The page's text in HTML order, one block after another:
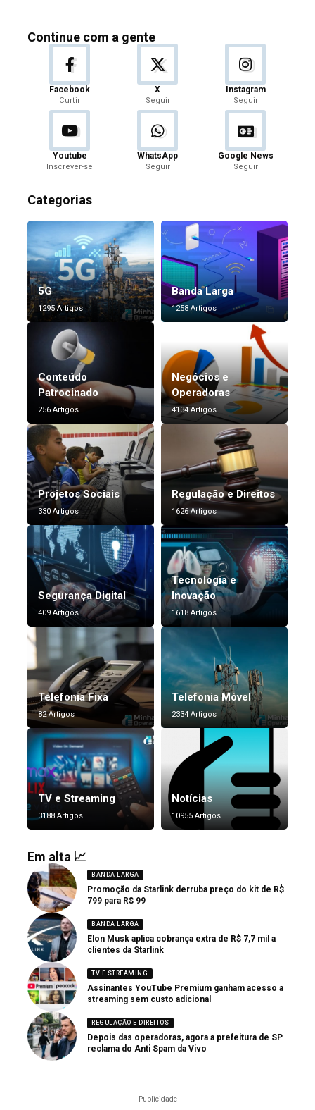
Continue com a gente
Facebook
Curtir
X
Seguir
Instagram
Seguir
Youtube
Inscrever-se
WhatsApp
Seguir
Google News
Seguir
Categorias
5G
1295 Artigos
Banda Larga
1258 Artigos
Conteúdo
Patrocinado
256 Artigos
Negócios e
Operadoras
4134 Artigos
Projetos Sociais
330 Artigos
Regulação e Direitos
1626 Artigos
Segurança Digital
409 Artigos
Tecnologia e
Inovação
1618 Artigos
Telefonia Fixa
82 Artigos
Telefonia Móvel
2334 Artigos
TV e Streaming
3188 Artigos
Notícias
10955 Artigos
Em alta 📈
BANDA LARGA
Promoção da Starlink derruba preço do kit de R$
799 para R$ 99
BANDA LARGA
Elon Musk aplica cobrança extra de R$ 7,7 mil a
clientes da Starlink
TV E STREAMING
Assinantes YouTube Premium ganham acesso a
streaming sem custo adicional
REGULAÇÃO E DIREITOS
Depois das operadoras, agora a prefeitura de SP
reclama do Anti Spam da Vivo
- Publicidade -